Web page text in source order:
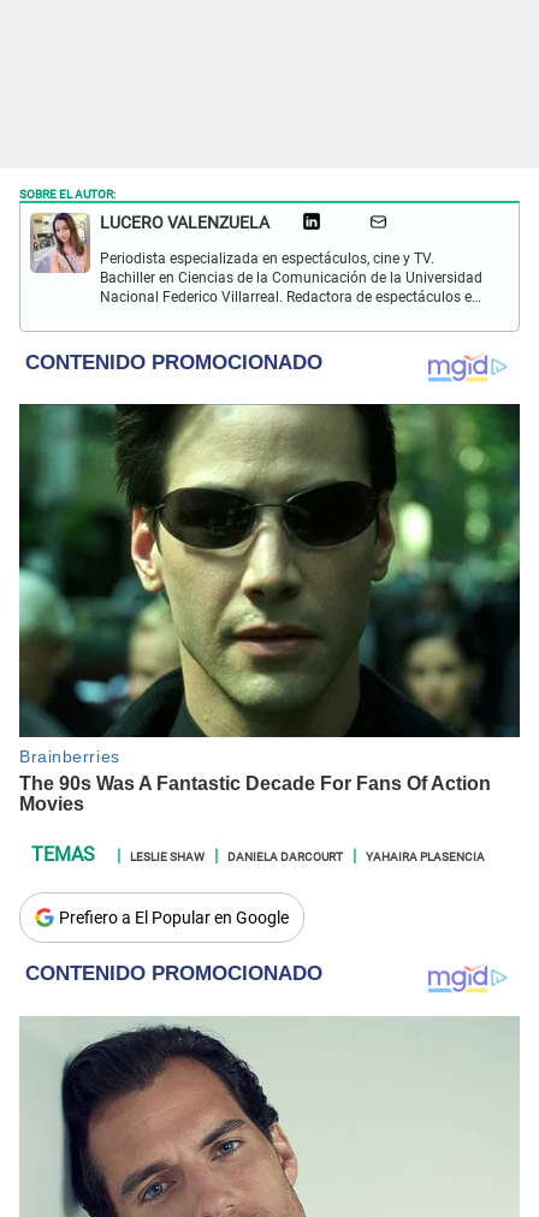
SOBRE EL AUTOR:
LUCERO VALENZUELA
Periodista especializada en espectáculos, cine y TV.
Bachiller en Ciencias de la Comunicación de la Universidad
Nacional Federico Villarreal. Redactora de espectáculos en
celebridades internacionales, música y películas.
LESLIE SHAW DANIELA DARCOURT YAHAIRA PLASENCIA
Prefiero a El Popular en Google